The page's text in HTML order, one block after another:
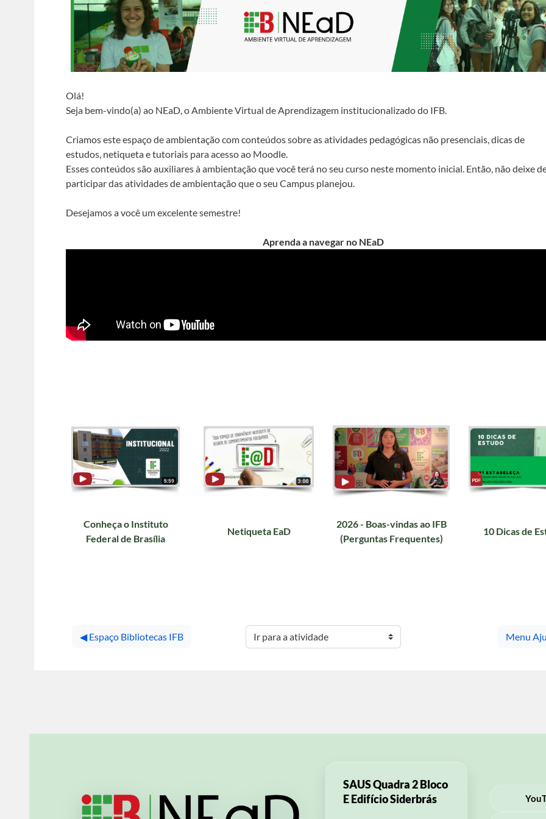
Olá!
Seja bem-vindo(a) ao NEaD, o Ambiente Virtual de Aprendizagem institucionalizado do IFB.
Criamos este espaço de ambientação com conteúdos sobre as atividades pedagógicas não presenciais, dicas de
estudos, netiqueta e tutoriais para acesso ao Moodle.
Esses conteúdos são auxiliares à ambientação que você terá no seu curso neste momento inicial. Então, não deixe
participar das atividades de ambientação que o seu Campus planejou.
Desejamos a você um excelente semestre!
Aprenda a navegar no NEaD
Conheça o Instituto
Federal de Brasília
Netiqueta EaD
2026 - Boas-vindas ao IFB
(Perguntas Frequentes)
10 Dicas de
◀︎ Espaço Bibliotecas IFB
Ir para a atividade
Menu
SAUS Quadra 2 Bloco
E Edifício Siderbrás